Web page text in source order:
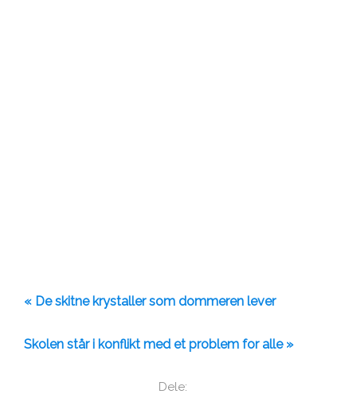
Dele:
« De skitne krystaller som dommeren lever
Skolen står i konflikt med et problem for alle »